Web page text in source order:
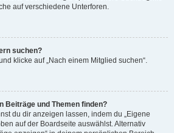
auf verschiedene Unterforen.
suchen?
klicke auf „Nach einem Mitglied suchen“.
Beiträge und Themen finden?
du dir anzeigen lassen, indem du „Eigene
auf der Boardseite auswählst. Alternativ